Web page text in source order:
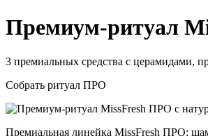
Премиум-ритуал
3 премиальных средства с церамидами,
Собрать ритуал ПРО
Премиальная линейка MissFresh ПРО: